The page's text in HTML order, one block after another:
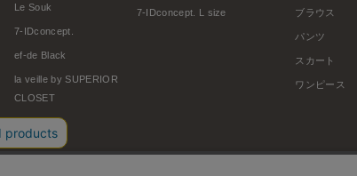
Le Souk
7-IDconcept.
ef-de Black
la veille by SUPERIOR
CLOSET
7-IDconcept. L size ブラウス
パンツ
スカート
ワンピース